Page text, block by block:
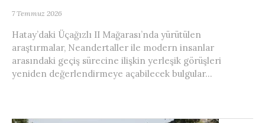
7 Temmuz 2026
Hatay’daki Üçağızlı II Mağarası’nda yürütülen
araştırmalar, Neandertaller ile modern insanlar
arasındaki geçiş sürecine ilişkin yerleşik görüşleri
yeniden değerlendirmeye açabilecek bulgular...